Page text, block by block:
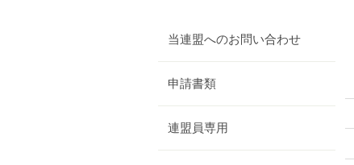
当連盟へのお問い合わせ
申請書類
連盟員専用